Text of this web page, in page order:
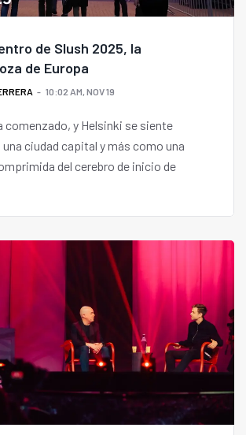
de Slush 2025, la
de Europa
10:02 AM, NOV 19
comenzado, y Helsinki se siente
ciudad capital y más como una
del cerebro de inicio de